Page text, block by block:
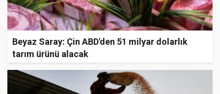
Beyaz Saray: Çin ABD'den 51 milyar dolarlık
tarım ürünü alacak